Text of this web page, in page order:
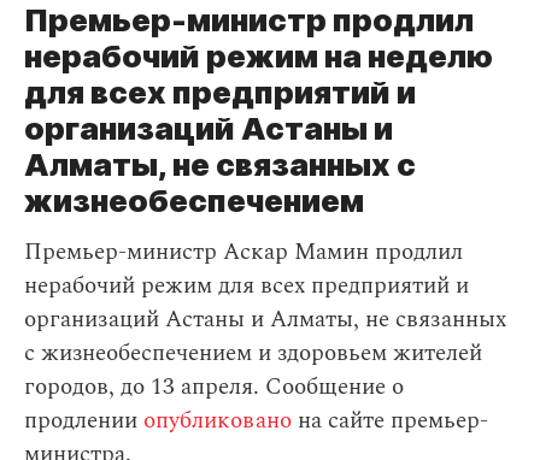
Премьер-министр продлил
нерабочий режим на неделю
для всех предприятий и
организаций Астаны и
Алматы, не связанных с
жизнеобеспечением
Премьер-министр Аскар Мамин продлил
нерабочий режим для всех предприятий и
организаций Астаны и Алматы, не связанных
с жизнеобеспечением и здоровьем жителей
городов, до 13 апреля. Сообщение о
продлении опубликовано на сайте премьер-